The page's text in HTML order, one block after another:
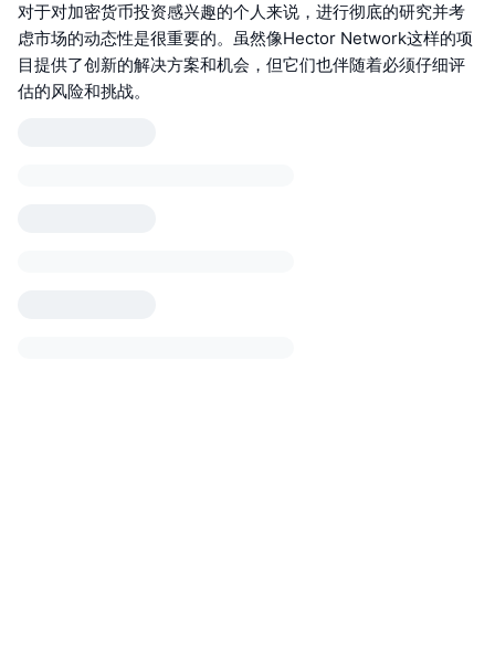
对于对加密货币投资感兴趣的个人来说，进行彻底的研究并考
虑市场的动态性是很重要的。虽然像Hector Network这样的项
目提供了创新的解决方案和机会，但它们也伴随着必须仔细评
估的风险和挑战。